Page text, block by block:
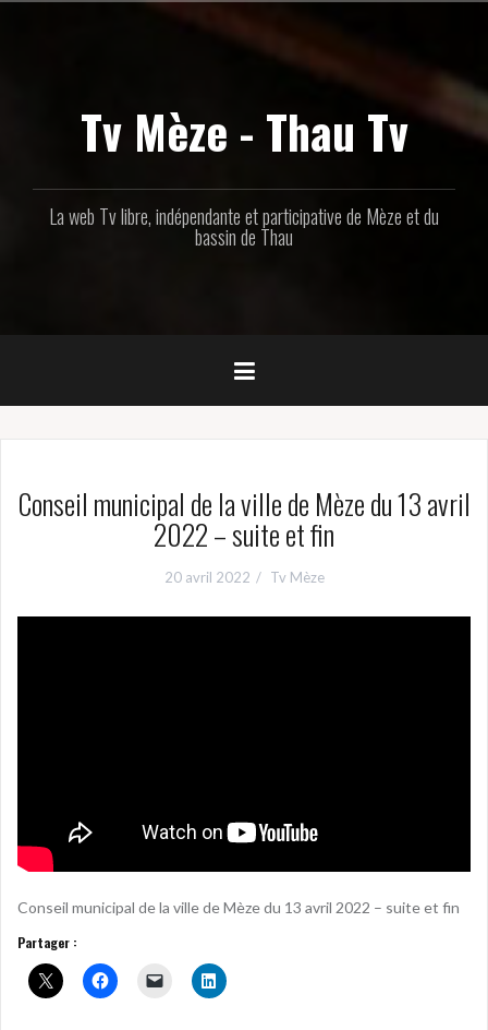
Tv Mèze - Thau Tv
La web Tv libre, indépendante et participative de Mèze et du
bassin de Thau
Conseil municipal de la ville de Mèze du 13 avril
2022 – suite et fin
20 avril 2022 Tv Mèze
Conseil municipal de la ville de Mèze du 13 avril 2022 – suite et fin
Partager :